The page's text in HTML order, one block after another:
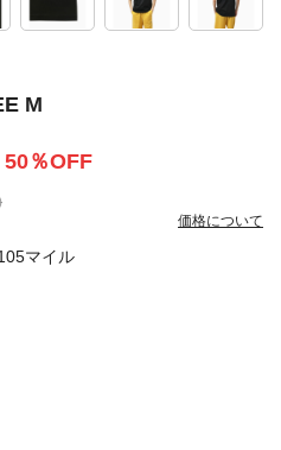
マイル
M
50％OFF
価格について